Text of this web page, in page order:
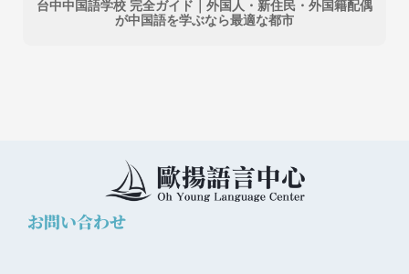
台中中国語学校 完全ガイド｜外国人・新住民・外国籍配偶
が中国語を学ぶなら最適な都市
お問い合わせ